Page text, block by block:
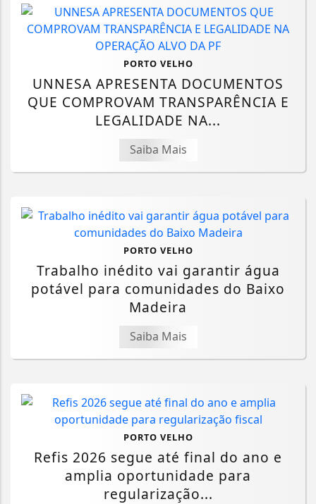
PORTO VELHO
UNNESA APRESENTA DOCUMENTOS
QUE COMPROVAM TRANSPARÊNCIA E
LEGALIDADE NA...
Saiba Mais
PORTO VELHO
Trabalho inédito vai garantir água
potável para comunidades do Baixo
Madeira
Saiba Mais
PORTO VELHO
Refis 2026 segue até final do ano e
amplia oportunidade para
regularização...